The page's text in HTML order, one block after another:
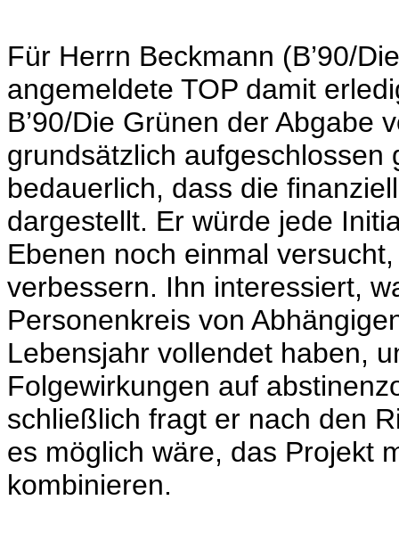
Für Herrn Beckmann (B’90/
angemeldete TOP damit
B’90/Die Grünen der Abgabe
grundsätzlich
bedauerlich, dass die
dargestellt. Er würde jede
Ebenen noch einmal
verbessern. Ihn interessiert,
Personenkreis von
Lebensjahr vollendet haben,
Folgewirkungen auf
schließlich fragt er nach den
es möglich wäre, das Projekt
kombinieren.